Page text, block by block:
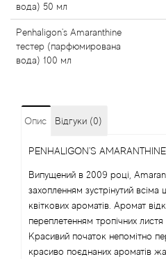
вода) 50 мл
Penhaligon's Amaranthine
тестер (парфюмирована
вода) 100 мл
Опис Відгуки (0)
PENHALIGON'S AMARANTHINE
Випущений в 2009 році,
захопленням зустрінутий
квіткових ароматів. Аромат
переплетенням тропічних листя
Красивий початок непомітно
красиво поєднаних ароматів
Alexandre Barthet
Alexandre J
Alyson Oldoini
American Crew
Amouage